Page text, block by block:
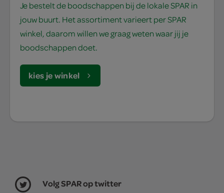
Je bestelt de boodschappen bij de lokale SPAR in
jouw buurt. Het assortiment varieert per SPAR
winkel, daarom willen we graag weten waar jij je
boodschappen doet.
kies je winkel
Volg SPAR op twitter